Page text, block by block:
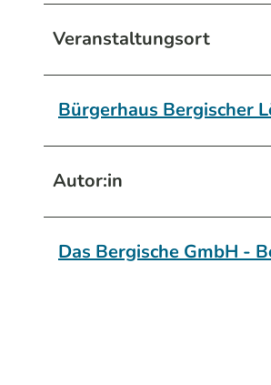
Veranstaltungsort
Bürgerhaus Bergischer
Autor:in
Das Bergische GmbH -